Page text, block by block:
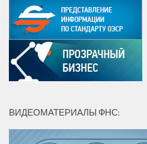
ВИДЕОМАТЕРИАЛЫ ФНС: